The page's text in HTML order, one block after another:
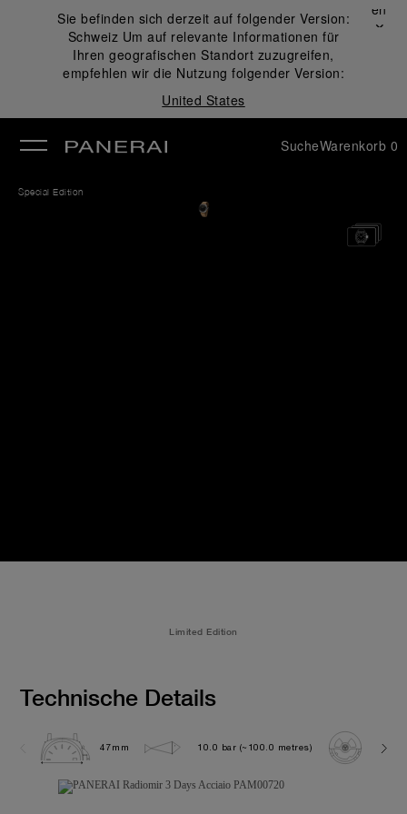
Sie befinden sich derzeit auf folgender Version:
Schweiz Um auf relevante Informationen für
Ihren geografischen Standort zuzugreifen,
empfehlen wir die Nutzung folgender Version:
United States
Schließen
✕
SucheWarenkorb 0
Special Edition
Limited Edition
Technische Details
47mm 10.0 bar (~100.0 metres)